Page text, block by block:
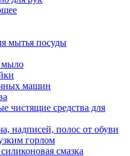
мытья посуды
мыло
машин
чистящие средства для
надписей, полос от обуви
горлом
смазка